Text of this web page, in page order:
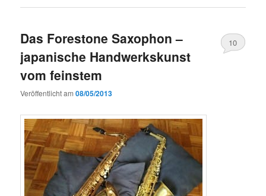
Das Forestone Saxophon –
japanische Handwerkskunst
vom feinstem
Veröffentlicht am08/05/2013
10